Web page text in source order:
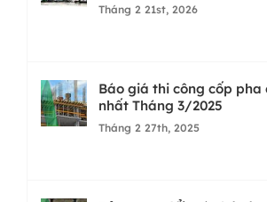
Tháng 2 21st, 2026
Báo giá thi công cốp
nhất Tháng 3/2025
Tháng 2 27th, 2025